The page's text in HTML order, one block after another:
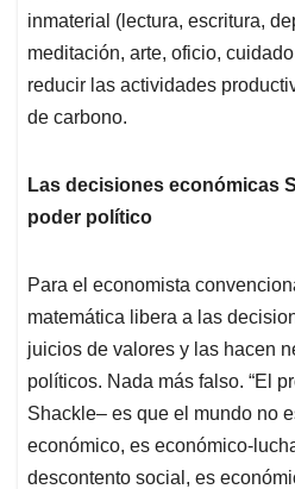
inmaterial (lectura, escritura,
meditación, arte, oficio,
reducir las actividades
de carbono.
Las decisiones económicas
poder político
Para el economista
matemática libera a las
juicios de valores y las hacen
políticos. Nada más falso. “El
Shackle– es que el mundo no
económico, es económico-
descontento social, es